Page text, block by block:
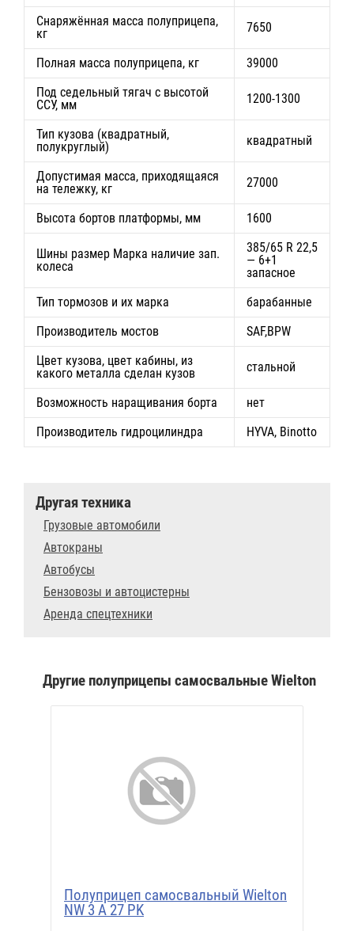
Снаряжённая масса полуприцепа,
кг
7650
Полная масса полуприцепа, кг
39000
Под седельный тягач с высотой
ССУ, мм
1200-1300
Тип кузова (квадратный,
полукруглый)
квадратный
Допустимая масса, приходящаяся
на тележку, кг
27000
Высота бортов платформы, мм 1600
Шины размер Марка наличие зап.
колеса
385/65 R 22,5
— 6+1
запасное
Тип тормозов и их марка
барабанные
Производитель мостов
SAF,BPW
Цвет кузова, цвет кабины, из
какого металла сделан кузов
стальной
Возможность наращивания борта
нет
Производитель гидроцилиндра
HYVA, Binotto
Другая техника
Грузовые автомобили
Автокраны
Автобусы
Бензовозы и автоцистерны
Аренда спецтехники
Другие полуприцепы самосвальные Wielton
Полуприцеп самосвальный Wielton
NW 3 A 27 PK